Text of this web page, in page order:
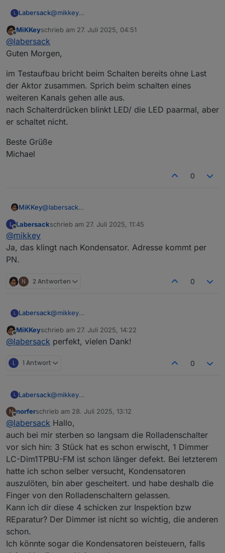
L Labersack@mikkey
wirklich detailiert. ;-)
Offline
MiKKeyschrieb am 27. Juli 2025, 04:51
zuletzt editiert von
@labersack
Guten Morgen,
im Testaufbau bricht beim Schalten bereits ohne Last
der Aktor zusammen. Sprich beim schalten eines
weiteren Kanals gehen alle aus.
nach Schalterdrücken blinkt LED/ die LED paarmal, aber
er schaltet nicht.
Beste Grüße
Michael
0
MiKKey@labersack
im Testaufbau bricht beim Schalten bereits ohne Last
weiteren Kanals gehen alle aus.
nach Schalterdrücken blinkt LED/ die LED paarmal, aber
Beste Grüße
L
Offline
Labersackschrieb am 27. Juli 2025, 11:45
zuletzt editiert von
@mikkey
Ja, das klingt nach Kondensator. Adresse kommt per
PN.
N 2 Antworten 0
L Labersack@mikkey
per PN.
Offline
MiKKeyschrieb am 27. Juli 2025, 14:22
zuletzt editiert von
@labersack perfekt, vielen Dank!
L 1 Antwort 0
L Labersack@mikkey
per PN.
N
Offline
norferschrieb am 28. Juli 2025, 13:12
zuletzt editiert von
@labersack Hallo,
auch bei mir sterben so langsam die Rolladenschalter
vor sich hin: 3 Stück hat es schon erwischt, 1 Dimmer
LC-Dim1TPBU-FM ist schon länger defekt. Bei letzterem
hatte ich schon selber versucht, Kondensatoren
auszulöten, bin aber gescheitert. und habe deshalb die
Finger von den Rolladenschaltern gelassen.
Kann ich dir diese 4 schicken zur Inspektion bzw
REparatur? Der Dimmer ist nicht so wichtig, die anderen
schon.
Ich könnte sogar die Kondensatoren beisteuern, falls